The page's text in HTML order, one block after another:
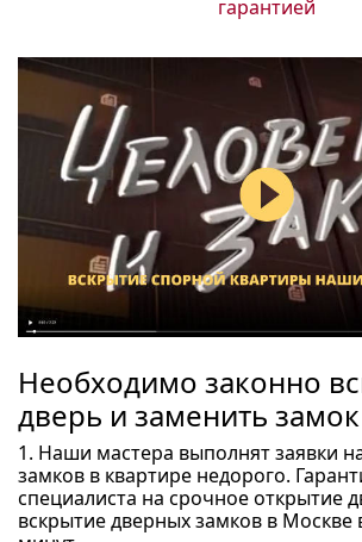
гарантией
Необходимо законно
дверь и заменить
1. Наши мастера выполнят заявки
замков в квартире недорого.
специалиста на срочное открытие
вскрытие дверных замков в Москве